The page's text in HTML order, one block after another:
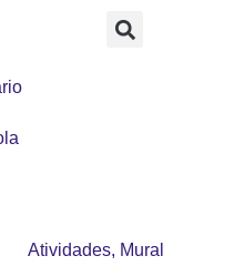
Atividades, Mural